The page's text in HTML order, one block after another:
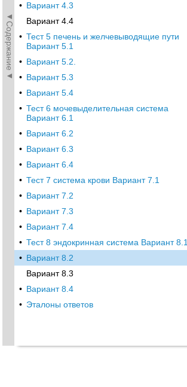
◄Содержание◄
• Вариант 4.3
Вариант 4.4
• Тест 5 печень и желчевыводящие пути
Вариант 5.1
• Вариант 5.2.
• Вариант 5.3
• Вариант 5.4
• Тест 6 мочевыделительная система
Вариант 6.1
• Вариант 6.2
• Вариант 6.3
• Вариант 6.4
• Тест 7 система крови Вариант 7.1
• Вариант 7.2
• Вариант 7.3
• Вариант 7.4
• Тест 8 эндокринная система Вариант 8.1
• Вариант 8.2
Вариант 8.3
• Вариант 8.4
• Эталоны ответов